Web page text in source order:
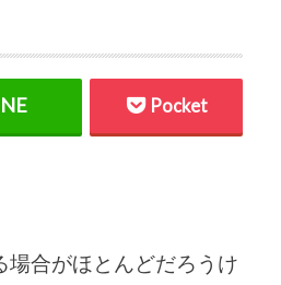
Pocket
合がほとんどだろうけ